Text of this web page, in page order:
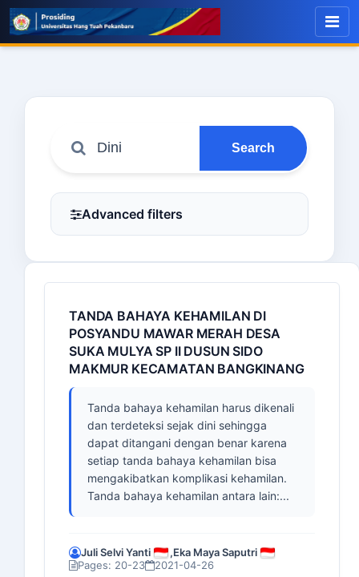
Search
Advanced filters
TANDA BAHAYA KEHAMILAN DI
POSYANDU MAWAR MERAH DESA
SUKA MULYA SP II DUSUN SIDO
MAKMUR KECAMATAN BANGKINANG
Tanda bahaya kehamilan harus dikenali
dan terdeteksi sejak dini sehingga
dapat ditangani dengan benar karena
setiap tanda bahaya kehamilan bisa
mengakibatkan komplikasi kehamilan.
Tanda bahaya kehamilan antara lain:...
Juli Selvi Yanti ,Eka Maya Saputri
Pages: 20-23
2021-04-26